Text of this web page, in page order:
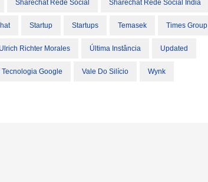
Sharechat Rede Social Sharechat Rede Social Índia
Startup Startups Temasek Times Group
Ulrich Richter Morales Última Instância Updated
Tecnologia Google Vale Do Silício Wynk